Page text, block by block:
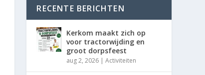
RECENTE BERICHTEN
Kerkom maakt zich op
voor tractorwijding en
groot dorpsfeest
aug 2, 2026 |Activiteiten